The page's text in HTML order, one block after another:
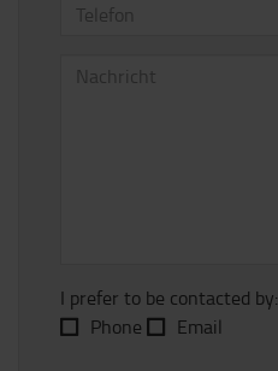
I prefer to be contacted by:
Phone
Email